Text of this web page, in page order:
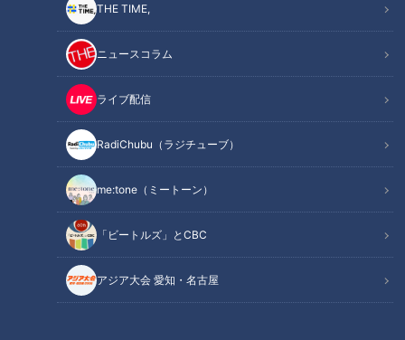
THE TIME,
ニュースコラム
ライブ配信
RadiChubu（ラジチューブ）
me:tone（ミートーン）
「ビートルズ」とCBC
アジア大会 愛知・名古屋
「えびとアボカドのタルティー
ヌ」の作り方【キユーピー３分
クッキング】
「納豆ともちの豚キムチ」の作
り方【キユーピー３分クッキン
グ】
「いさきのわさびあんかけ」の
作り方【キユーピー３分クッキ
「えびとペンネのビスクソー
ス」の作り方【キユーピー３分